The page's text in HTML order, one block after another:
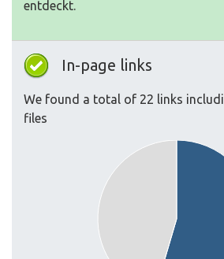
entdeckt.
In-page links
We found a total of 22 links
files